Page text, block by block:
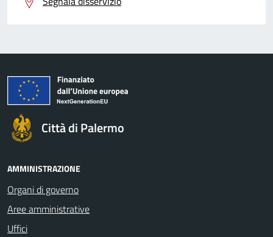
Città di Palermo
AMMINISTRAZIONE
Organi di governo
Aree amministrative
Uffici